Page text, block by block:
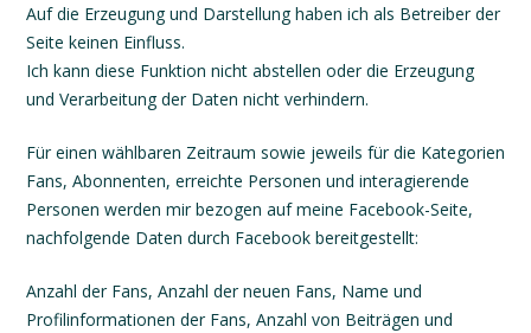
Auf die Erzeugung und Darstellung haben ich als Betreiber der
Seite keinen Einfluss.
Ich kann diese Funktion nicht abstellen oder die Erzeugung
und Verarbeitung der Daten nicht verhindern.
Für einen wählbaren Zeitraum sowie jeweils für die Kategorien
Fans, Abonnenten, erreichte Personen und interagierende
Personen werden mir bezogen auf meine Facebook-Seite,
nachfolgende Daten durch Facebook bereitgestellt:
Anzahl der Fans, Anzahl der neuen Fans, Name und
Profilinformationen der Fans, Anzahl von Beiträgen und